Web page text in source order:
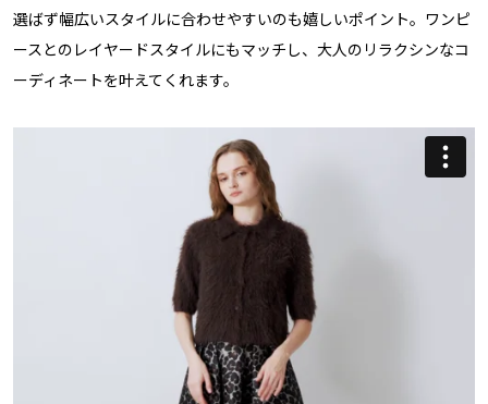
選ばず幅広いスタイルに合わせやすいのも嬉しいポイント。ワンピ
ースとのレイヤードスタイルにもマッチし、大人のリラクシンなコ
ーディネートを叶えてくれます。